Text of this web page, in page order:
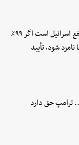
آیا این فقط تأیید نمی‌کند که سیاست‌های او کاملاً به نفع اسرائیل است اگر ۹۹٪
شود، تأیید
ترامپ حق دارد